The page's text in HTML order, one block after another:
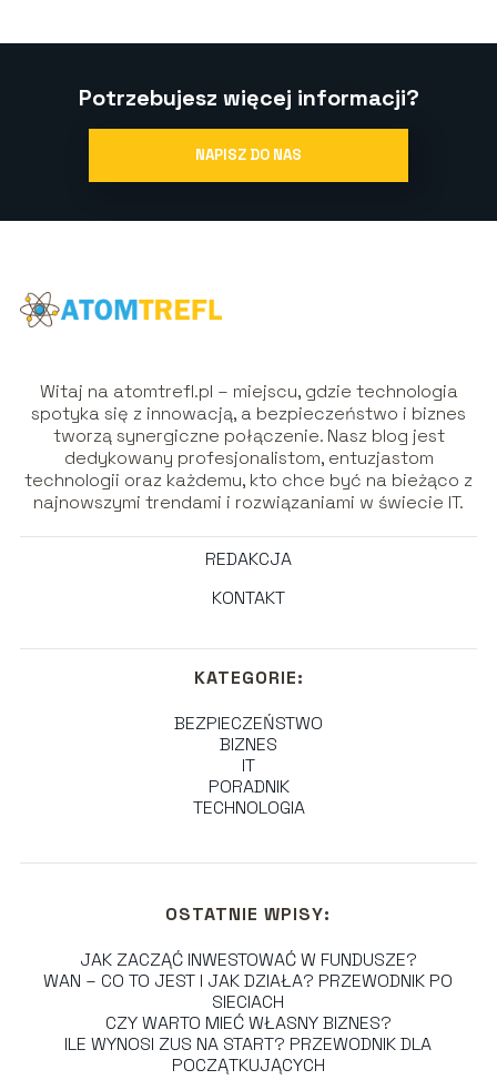
Potrzebujesz więcej informacji?
NAPISZ DO NAS
Witaj na atomtrefl.pl – miejscu, gdzie technologia
spotyka się z innowacją, a bezpieczeństwo i biznes
tworzą synergiczne połączenie. Nasz blog jest
dedykowany profesjonalistom, entuzjastom
technologii oraz każdemu, kto chce być na bieżąco z
najnowszymi trendami i rozwiązaniami w świecie IT.
REDAKCJA
KONTAKT
KATEGORIE:
BEZPIECZEŃSTWO
BIZNES
IT
PORADNIK
TECHNOLOGIA
OSTATNIE WPISY:
JAK ZACZĄĆ INWESTOWAĆ W FUNDUSZE?
WAN – CO TO JEST I JAK DZIAŁA? PRZEWODNIK PO
SIECIACH
CZY WARTO MIEĆ WŁASNY BIZNES?
ILE WYNOSI ZUS NA START? PRZEWODNIK DLA
POCZĄTKUJĄCYCH